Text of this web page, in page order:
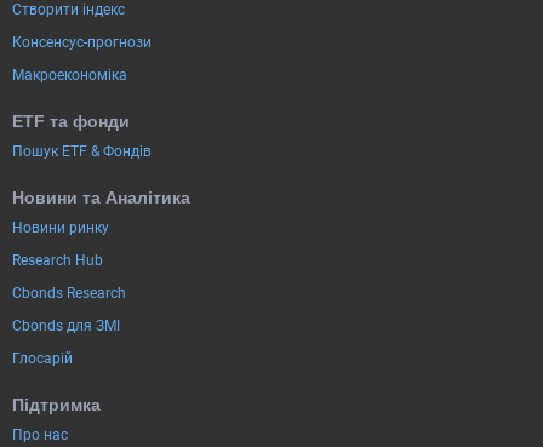
Створити індекс
Консенсус-прогнози
Макроекономіка
ETF та фонди
Пошук ETF & Фондів
Новини та Аналітика
Новини ринку
Research Hub
Cbonds Research
Cbonds для ЗМІ
Глосарій
Підтримка
Про нас